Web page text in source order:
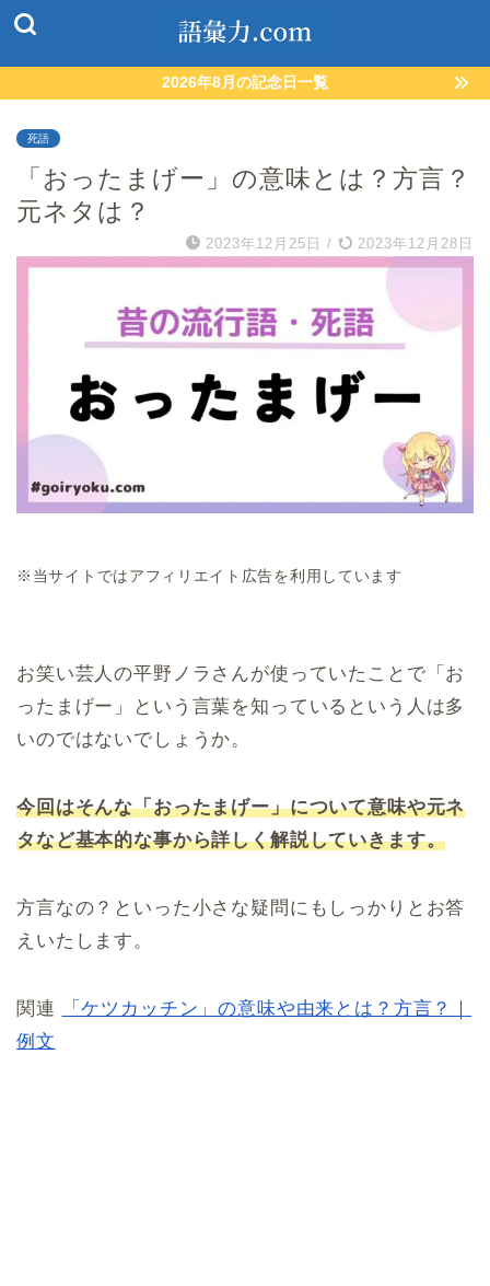
2026年8月の記念日一覧
死語
「おったまげー」の意味とは？方言？
元ネタは？
2023年12月25日 / 2023年12月28日
※当サイトではアフィリエイト広告を利用しています
お笑い芸人の平野ノラさんが使っていたことで「お
ったまげー」という言葉を知っているという人は多
いのではないでしょうか。
今回はそんな「おったまげー」について意味や元ネ
タなど基本的な事から詳しく解説していきます。
方言なの？といった小さな疑問にもしっかりとお答
えいたします。
関連
「ケツカッチン」の意味や由来とは？方言？｜
例文